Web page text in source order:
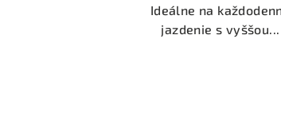
Ideálne na
jazdenie s vyššou...